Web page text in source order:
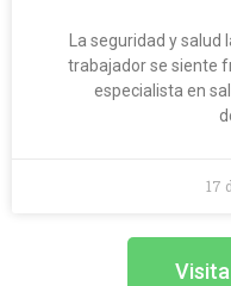
La seguridad y
trabajador se siente
especialista en
17